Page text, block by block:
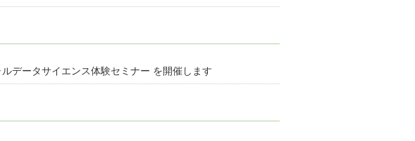
データサイエンス体験セミナー を開催します